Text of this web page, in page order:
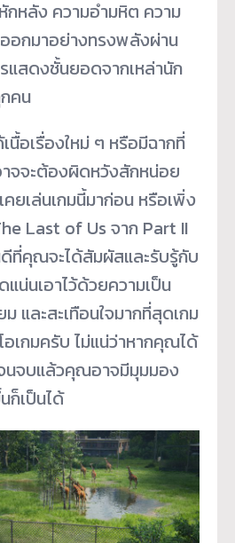
กหลัง ความอำมหิต ความ
อกมาอย่างทรงพลังผ่าน
แสดงชั้นยอดจากเหล่านัก
คน
นื้อเรื่องใหม่ ๆ หรือมีฉากที่
จจะต้องผิดหวังสักหน่อย
คยเล่นเกมนี้มาก่อน หรือเพิ่ง
Last of Us จาก Part II
ที่คุณจะได้สัมผัสและรับรู้กับ
แน่นเอาไว้ด้วยความเป็น
และสะเทือนใจมากที่สุดเกม
เกมครับ ไม่แน่ว่าหากคุณได้
นจบแล้วคุณอาจมีมุมมอง
ก็เป็นได้